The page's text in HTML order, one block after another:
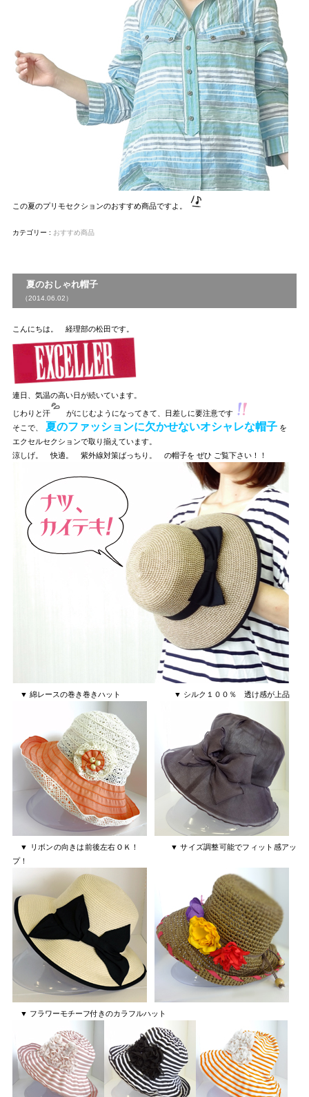
この夏のプリモセクションのおすすめ商品ですよ。
カテゴリー : おすすめ商品
夏のおしゃれ帽子
（2014.06.02）
こんにちは。 経理部の松田です。
連日、気温の高い日が続いています。
じわりと汗
がにじむようになってきて、日差しに要注意です
そこで、
夏のファッションに欠かせないオシャレな帽子を
エクセルセクションで取り揃えています。
涼しげ。 快適。 紫外線対策ばっちり。 の帽子を ぜひ ご覧下さい！！
▼ 綿レースの巻き巻きハット ▼ シルク１００％ 透け感が上品
▼ リボンの向きは前後左右ＯＫ！ ▼ サイズ調整可能でフィット感アッ
プ！
▼ フラワーモチーフ付きのカラフルハット